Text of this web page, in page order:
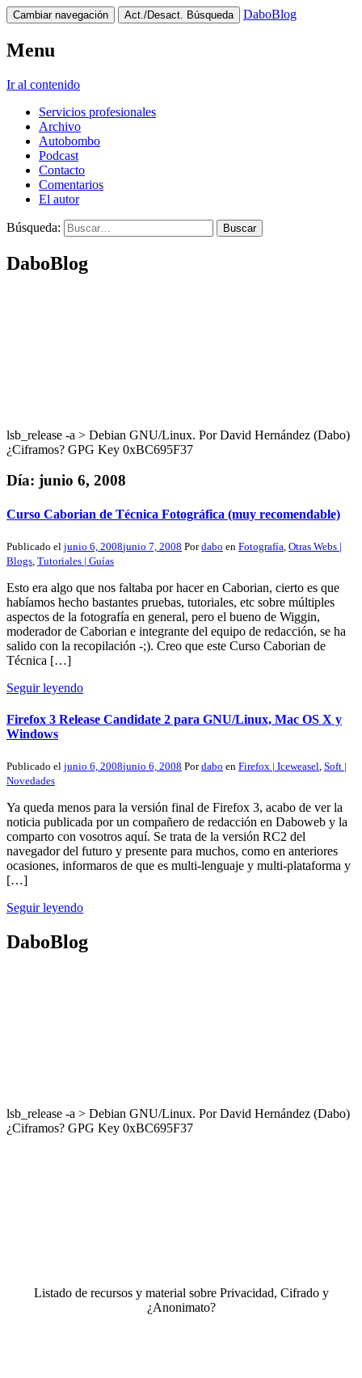
Cambiar navegación Act./Desact. Búsqueda DaboBlog
Menu
Ir al contenido
Servicios profesionales
Archivo
Autobombo
Podcast
Contacto
Comentarios
El autor
Búsqueda:
DaboBlog
lsb_release -a > Debian GNU/Linux. Por David Hernández (Dabo)
¿Ciframos? GPG Key 0xBC695F37
Día: junio 6, 2008
Curso Caborian de Técnica Fotográfica (muy recomendable)
Publicado el junio 6, 2008junio 7, 2008 Pordabo en Fotografía Otras Webs |
Blogs Tutoriales | Guías
Esto era algo que nos faltaba por hacer en Caborian, cierto es que
habíamos hecho bastantes pruebas, tutoriales, etc sobre múltiples
aspectos de la fotografía en general, pero el bueno de Wiggin,
moderador de Caborian e integrante del equipo de redacción, se ha
salido con la recopilación -;). Creo que este Curso Caborian de
Técnica […]
Seguir leyendo
Firefox 3 Release Candidate 2 para GNU/Linux, Mac OS X y
Windows
Publicado el junio 6, 2008junio 6, 2008 Pordabo en Firefox | Iceweasel, Soft |
Novedades
Ya queda menos para la versión final de Firefox 3, acabo de ver la
noticia publicada por un compañero de redacción en Daboweb y la
comparto con vosotros aquí. Se trata de la versión RC2 del
navegador del futuro y presente para muchos, como en anteriores
ocasiones, informaros de que es multi-lenguaje y multi-plataforma y
[…]
Seguir leyendo
DaboBlog
lsb_release -a > Debian GNU/Linux. Por David Hernández (Dabo)
¿Ciframos? GPG Key 0xBC695F37
Listado de recursos y material sobre Privacidad, Cifrado y
¿Anonimato?